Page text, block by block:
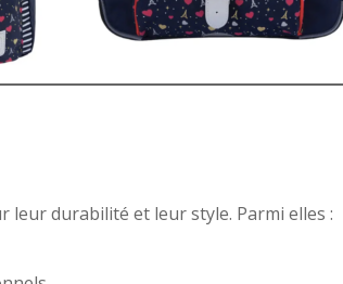
leur durabilité et leur style. Parmi elles :